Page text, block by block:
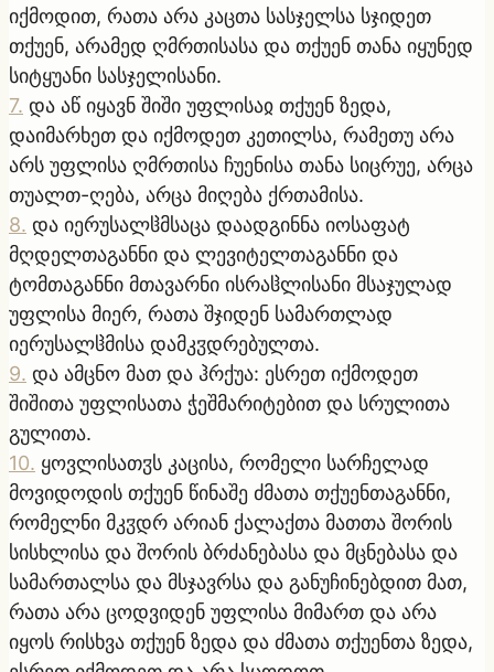
იქმოდით, რათა არა კაცთა სასჯელსა სჯიდეთ
თქუენ, არამედ ღმრთისასა და თქუენ თანა იყუნედ
სიტყუანი სასჯელისანი.
7. და აწ იყავნ შიში უფლისაჲ თქუენ ზედა,
დაიმარხეთ და იქმოდეთ კეთილსა, რამეთუ არა
არს უფლისა ღმრთისა ჩუენისა თანა სიცრუე, არცა
თუალთ-ღება, არცა მიღება ქრთამისა.
8. და იერუსალჱმსაცა დაადგინნა იოსაფატ
მღდელთაგანნი და ლევიტელთაგანნი და
ტომთაგანნი მთავარნი ისრაჱლისანი მსაჯულად
უფლისა მიერ, რათა შჯიდენ სამართლად
იერუსალჱმისა დამკჳდრებულთა.
9. და ამცნო მათ და ჰრქუა: ესრეთ იქმოდეთ
შიშითა უფლისათა ჭეშმარიტებით და სრულითა
გულითა.
10. ყოვლისათჳს კაცისა, რომელი სარჩელად
მოვიდოდის თქუენ წინაშე ძმათა თქუენთაგანნი,
რომელნი მკჳდრ არიან ქალაქთა მათთა შორის
სისხლისა და შორის ბრძანებასა და მცნებასა და
სამართალსა და მსჯავრსა და განუჩინებდით მათ,
რათა არა ცოდვიდენ უფლისა მიმართ და არა
იყოს რისხვა თქუენ ზედა და ძმათა თქუენთა ზედა,